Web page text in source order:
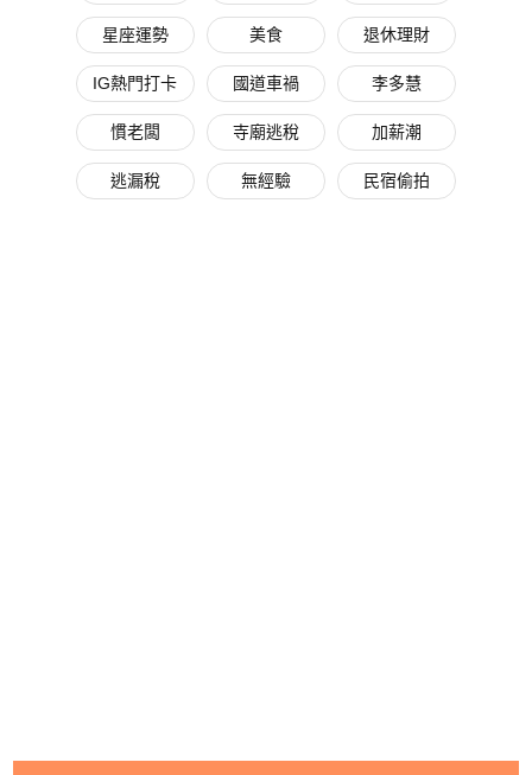
星座運勢 美食 退休理財
IG熱門打卡 國道車禍 李多慧
慣老闆 寺廟逃稅 加薪潮
逃漏稅 無經驗 民宿偷拍